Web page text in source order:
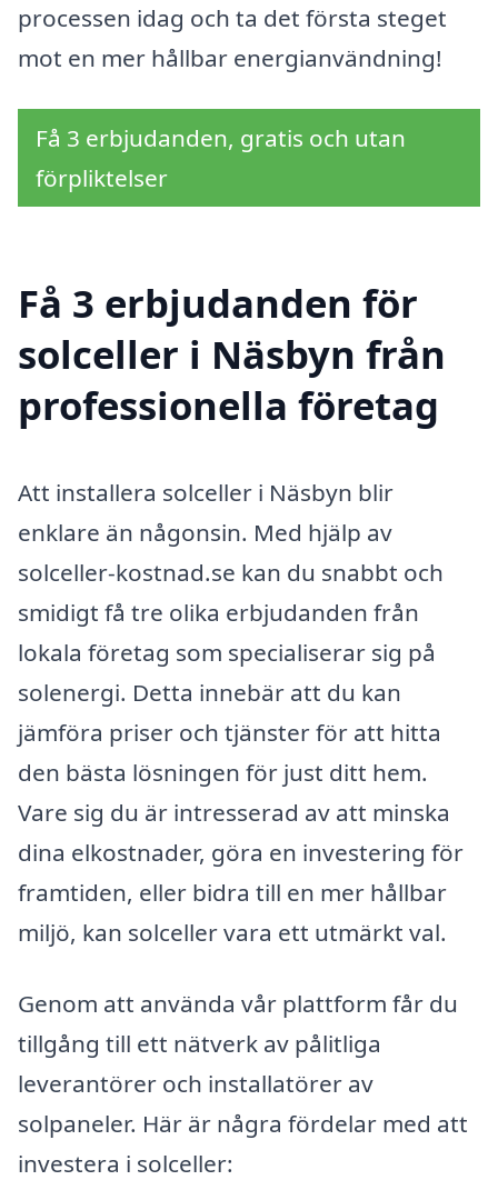
processen idag och ta det första steget
mot en mer hållbar energianvändning!
Få 3 erbjudanden, gratis och utan
förpliktelser
Få 3 erbjudanden för
solceller i Näsbyn från
professionella företag
Att installera solceller i Näsbyn blir
enklare än någonsin. Med hjälp av
solceller-kostnad.se kan du snabbt och
smidigt få tre olika erbjudanden från
lokala företag som specialiserar sig på
solenergi. Detta innebär att du kan
jämföra priser och tjänster för att hitta
den bästa lösningen för just ditt hem.
Vare sig du är intresserad av att minska
dina elkostnader, göra en investering för
framtiden, eller bidra till en mer hållbar
miljö, kan solceller vara ett utmärkt val.
Genom att använda vår plattform får du
tillgång till ett nätverk av pålitliga
leverantörer och installatörer av
solpaneler. Här är några fördelar med att
investera i solceller: